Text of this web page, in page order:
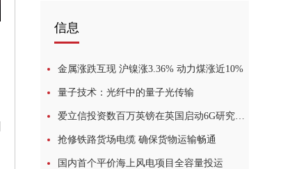
信息
金属涨跌互现 沪镍涨3.36% 动力煤涨近10%
量子技术：光纤中的量子光传输
爱立信投资数百万英镑在英国启动6G研究项目
抢修铁路货场电缆 确保货物运输畅通
国内首个平价海上风电项目全容量投运